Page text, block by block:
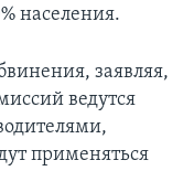
населения.
заявляя,
ведутся
применяться